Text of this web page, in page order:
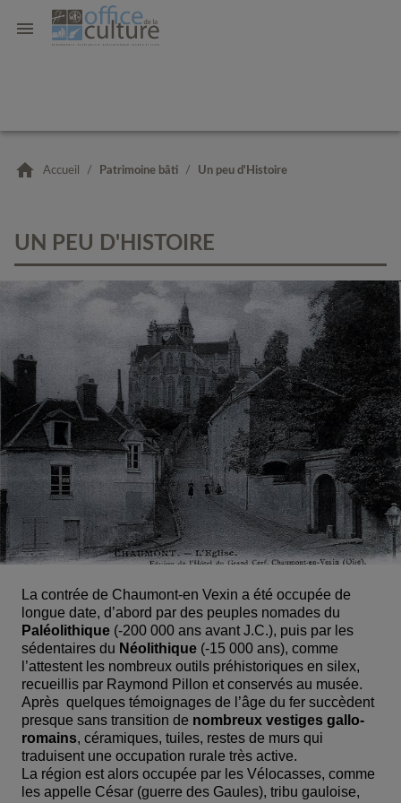
Accueil / Patrimoine bâti / Un peu d'Histoire
UN PEU D'HISTOIRE
La contrée de Chaumont-en Vexin a été occupée de
Paléolithique (-200 000 ans avant J.C.), puis par les
sédentaires du Néolithique (-15 000 ans), comme
l’attestent les nombreux outils préhistoriques en silex,
recueillis par Raymond Pillon et conservés au musée.
Après  quelques témoignages de l’âge du fer succèdent
presque sans transition de nombreux vestiges gallo-
romains, céramiques, tuiles, restes de murs qui
traduisent une occupation rurale très active.
La région est alors occupée par les Vélocasses, comme
les appelle César (guerre des Gaules), tribu gauloise,